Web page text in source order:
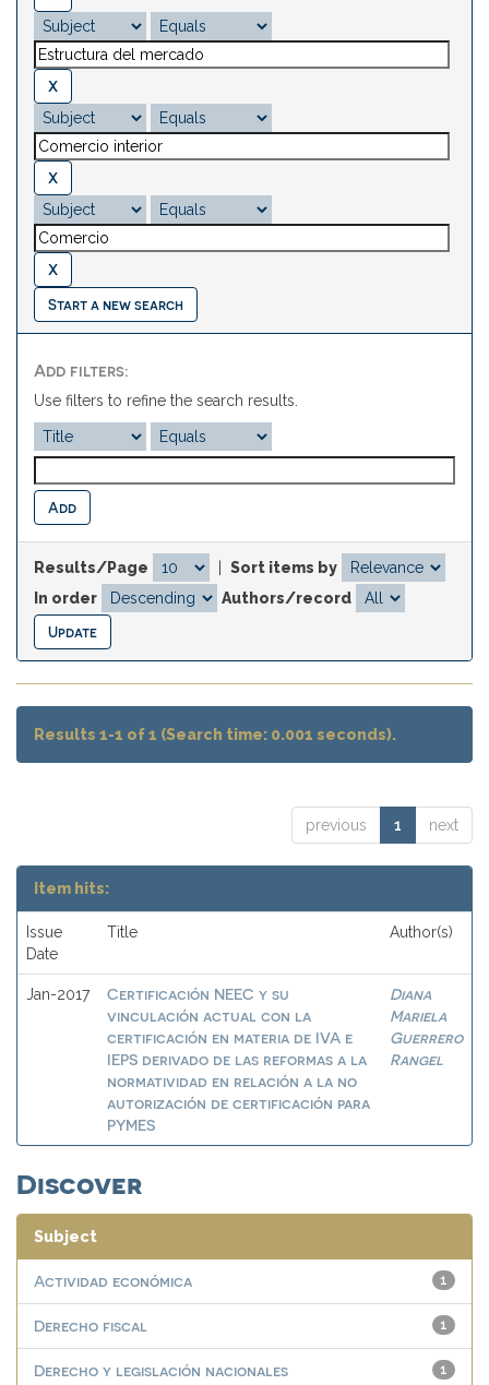
Start a new search
Add filters:
Use filters to refine the search results.
Results/Page
Sort items by
In order
Authors/record
Results 1-1 of 1 (Search time: 0.001 seconds).
previous 1 next
Item hits:
Issue
Date
Title Author(s)
Jan-2017
Certificación NEEC y su
vinculación actual con la
certificación en materia de IVA e
IEPS derivado de las reformas a la
normatividad en relación a la no
autorización de certificación para
PYMES
Diana
Mariela
Guerrero
Rangel
Discover
Subject
1
Actividad económica
1
Derecho fiscal
1
Derecho y legislación nacionales